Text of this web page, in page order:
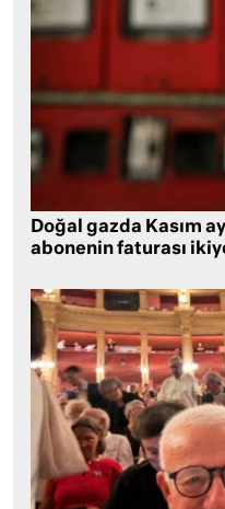
Doğal gazda Kasım
abonenin faturası